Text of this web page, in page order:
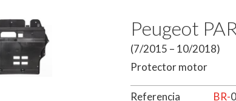
Peugeot
(7/2015 – 10/2018)
Protector motor
Referencia BR-